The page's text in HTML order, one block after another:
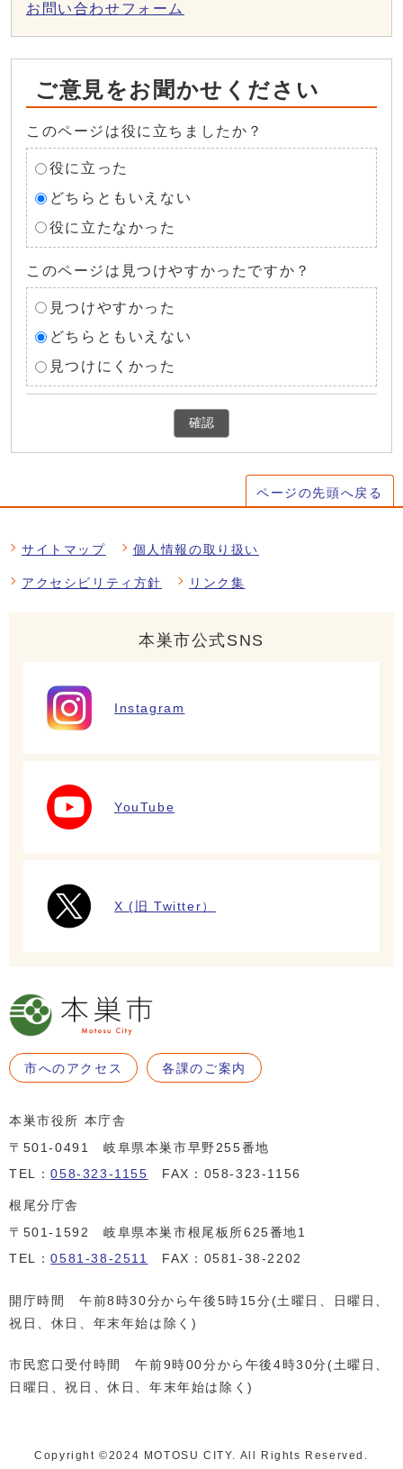
お問い合わせフォーム
ご意見をお聞かせください
このページは役に立ちましたか？
役に立った
どちらともいえない
役に立たなかった
このページは見つけやすかったですか？
見つけやすかった
どちらともいえない
見つけにくかった
確認
ページの先頭へ戻る
サイトマップ 個人情報の取り扱い
アクセシビリティ方針 リンク集
本巣市公式SNS
Instagram
YouTube
X (旧 Twitter）
市へのアクセス 各課のご案内
本巣市役所 本庁舎
〒501-0491 岐阜県本巣市早野255番地
TEL：058-323-1155 FAX：058-323-1156
根尾分庁舎
〒501-1592 岐阜県本巣市根尾板所625番地1
TEL：0581-38-2511 FAX：0581-38-2202
開庁時間 午前8時30分から午後5時15分(土曜日、日曜日、
祝日、休日、年末年始は除く)
市民窓口受付時間 午前9時00分から午後4時30分(土曜日、
日曜日、祝日、休日、年末年始は除く)
Copyright ©️2024 MOTOSU CITY. All Rights Reserved.